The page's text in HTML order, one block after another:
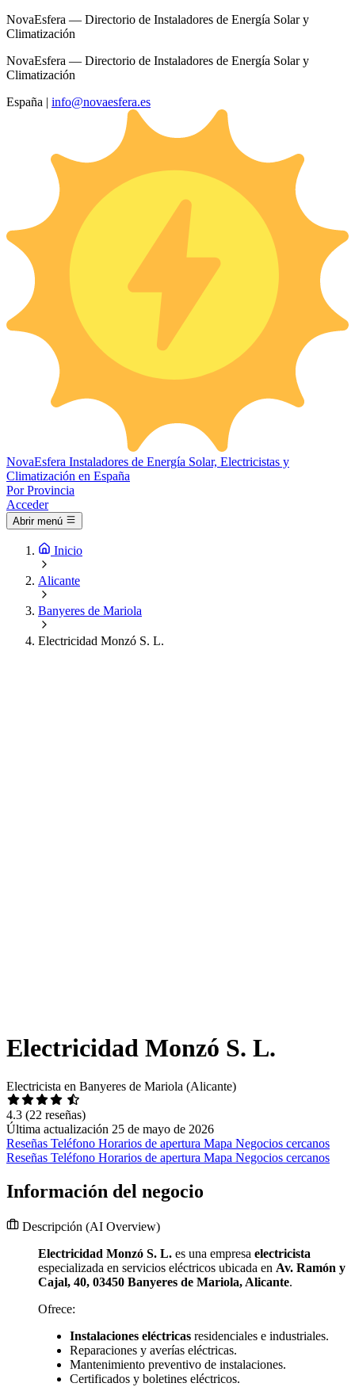
NovaEsfera — Directorio de Instaladores de Energía Solar y
Climatización
NovaEsfera — Directorio de Instaladores de Energía Solar y
Climatización
España | info@novaesfera.es
NovaEsfera Instaladores de Energía Solar, Electricistas y
Climatización en España
Por Provincia
Acceder
Abrir menú
Inicio
Alicante
Banyeres de Mariola
Electricidad Monzó S. L.
Electricidad Monzó S. L.
Electricista en Banyeres de Mariola (Alicante)
4.3 (22 reseñas)
Última actualización 25 de mayo de 2026
Reseñas Teléfono Horarios de apertura Mapa Negocios cercanos
Reseñas Teléfono Horarios de apertura Mapa Negocios cercanos
Información del negocio
Descripción (AI Overview)
Electricidad Monzó S. L. es una empresa electricista
especializada en servicios eléctricos ubicada en Av. Ramón y
Cajal, 40, 03450 Banyeres de Mariola, Alicante.
Ofrece:
Instalaciones eléctricas residenciales e industriales.
Reparaciones y averías eléctricas.
Mantenimiento preventivo de instalaciones.
Certificados y boletines eléctricos.